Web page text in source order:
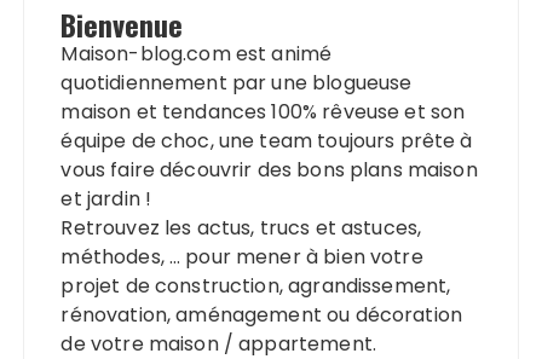
Bienvenue
Maison-blog.com est animé
quotidiennement par une blogueuse
maison et tendances 100% rêveuse et son
équipe de choc, une team toujours prête à
vous faire découvrir des bons plans maison
et jardin !
Retrouvez les actus, trucs et astuces,
méthodes, … pour mener à bien votre
projet de construction, agrandissement,
rénovation, aménagement ou décoration
de votre maison / appartement.